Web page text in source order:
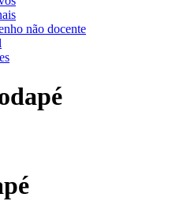
não docente